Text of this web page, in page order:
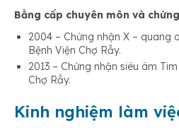
Bằng cấp chuyên môn và
2004 – Chứng nhận X – quang
Bệnh Viện Chợ Rẫy.
2013 – Chứng nhận siêu âm
Chợ Rẫy.
Kinh nghiệm làm